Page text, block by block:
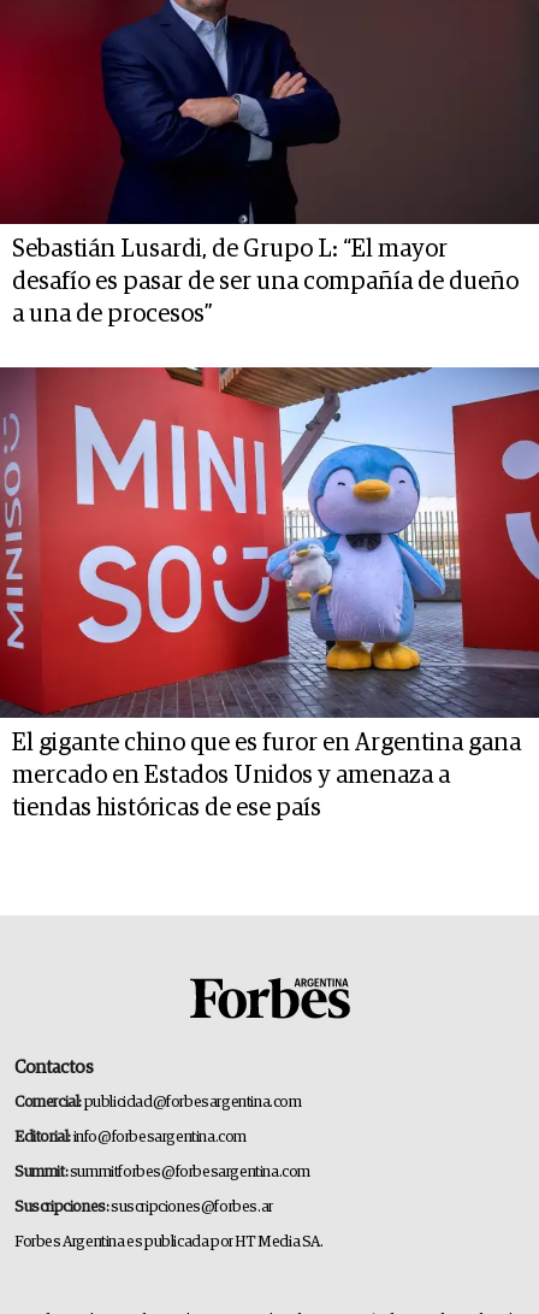
Sebastián Lusardi, de Grupo L: “El mayor
desafío es pasar de ser una compañía de dueño
a una de procesos”
El gigante chino que es furor en Argentina gana
mercado en Estados Unidos y amenaza a
tiendas históricas de ese país
Contactos
Comercial:publicidad@forbesargentina.com
Editorial:info@forbesargentina.com
Summit:summitforbes@forbesargentina.com
Suscripciones:suscripciones@forbes.ar
Forbes Argentina es publicada por HT Media SA.